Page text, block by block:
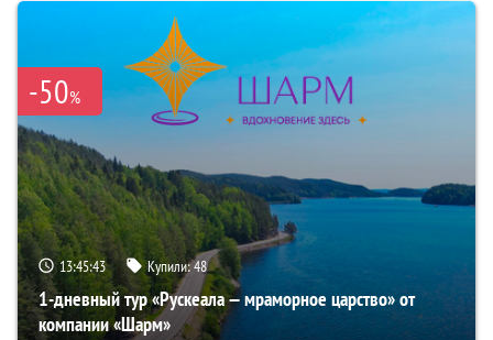
-50%
13:45:42 Купили:48
1-дневный тур «Рускеала — мраморное царство» от
компании «Шарм»